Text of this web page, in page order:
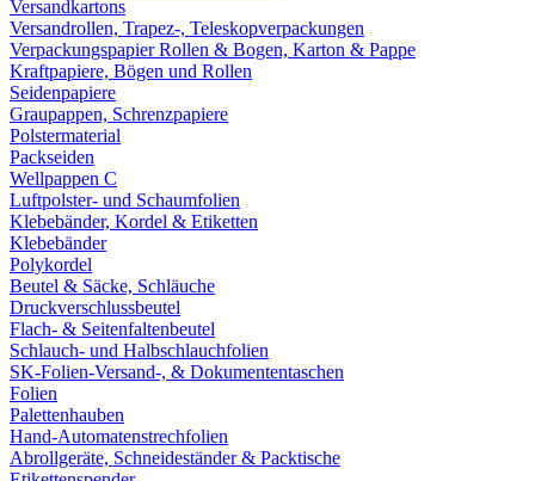
Versandkartons
Versandrollen, Trapez-, Teleskopverpackungen
Verpackungspapier Rollen & Bogen, Karton & Pappe
Kraftpapiere, Bögen und Rollen
Seidenpapiere
Graupappen, Schrenzpapiere
Polstermaterial
Packseiden
Wellpappen C
Luftpolster- und Schaumfolien
Klebebänder, Kordel & Etiketten
Klebebänder
Polykordel
Beutel & Säcke, Schläuche
Druckverschlussbeutel
Flach- & Seitenfaltenbeutel
Schlauch- und Halbschlauchfolien
SK-Folien-Versand-, & Dokumententaschen
Folien
Palettenhauben
Hand-Automatenstrechfolien
Abrollgeräte, Schneideständer & Packtische